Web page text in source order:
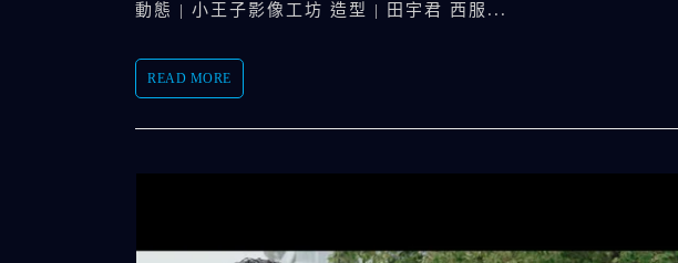
動態 | 小王子影像工坊 造型 | 田宇君 西服...
READ MORE